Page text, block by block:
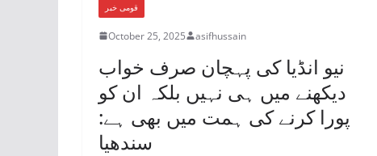
قومی خبر
October 25, 2025 asifhussain
نیو انڈیا کی پہچان صرف خواب
دیکھنے میں ہی نہیں بلکہ ان کو
پورا کرنے کی ہمت میں بھی ہے:
سندھیا